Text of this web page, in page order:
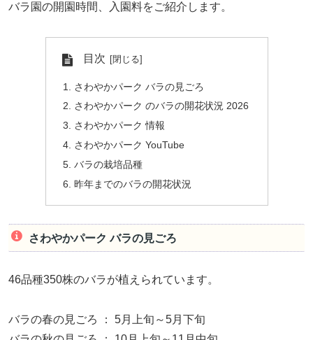
バラ園の開園時間、入園料をご紹介します。
目次
さわやかパーク バラの見ごろ
さわやかパーク のバラの開花状況 2026
さわやかパーク 情報
さわやかパーク YouTube
バラの栽培品種
昨年までのバラの開花状況
さわやかパーク バラの見ごろ
46品種350株のバラが植えられています。
バラの春の見ごろ ： 5月上旬～5月下旬